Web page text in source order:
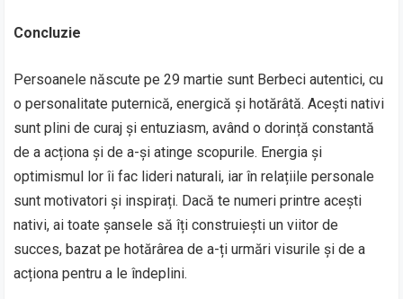
Concluzie
Persoanele născute pe 29 martie sunt Berbeci autentici, cu
o personalitate puternică, energică și hotărâtă. Acești nativi
sunt plini de curaj și entuziasm, având o dorință constantă
de a acționa și de a-și atinge scopurile. Energia și
optimismul lor îi fac lideri naturali, iar în relațiile personale
sunt motivatori și inspirați. Dacă te numeri printre acești
nativi, ai toate șansele să îți construiești un viitor de
succes, bazat pe hotărârea de a-ți urmări visurile și de a
acționa pentru a le îndeplini.